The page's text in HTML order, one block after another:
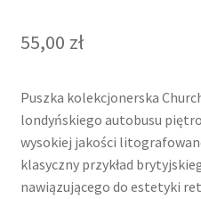
55,00 zł
Puszka kolekcjonerska
londyńskiego autobusu
wysokiej jakości
klasyczny przykład
nawiązującego do estetyki